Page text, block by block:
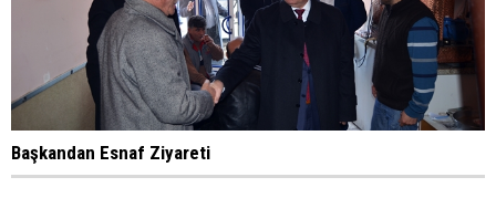
Başkandan Esnaf Ziyareti